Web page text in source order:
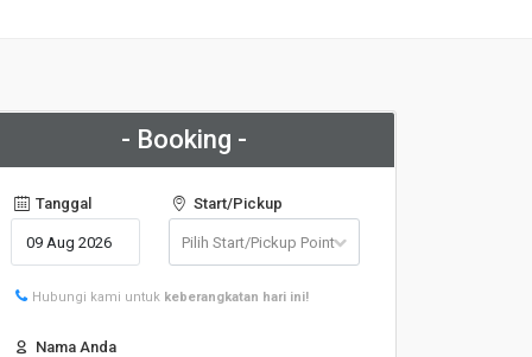
- Booking -
Tanggal Start/Pickup
Hubungi kami untuk keberangkatan hari ini!
Nama Anda